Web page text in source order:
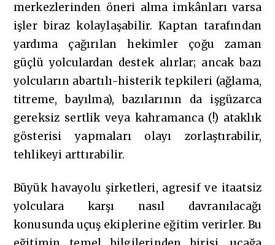
merkezlerinden öneri alma imkânları varsa
işler biraz kolaylaşabilir. Kaptan tarafından
yardıma çağırılan hekimler çoğu zaman
güçlü yolculardan destek alırlar; ancak bazı
yolcuların abartılı-histerik tepkileri (ağlama,
titreme, bayılma), bazılarının da işgüzarca
gereksiz sertlik veya kahramanca (!) ataklık
gösterisi yapmaları olayı zorlaştırabilir,
tehlikeyi arttırabilir.
Büyük havayolu şirketleri, agresif ve itaatsiz
yolculara karşı nasıl davranılacağı
konusunda uçuş ekiplerine eğitim verirler. Bu